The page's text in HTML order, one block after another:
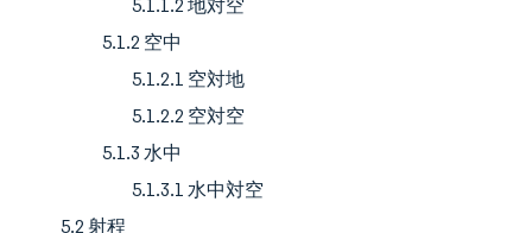
5.1.1.2 地対空
5.1.2 空中
5.1.2.1 空対地
5.1.2.2 空対空
5.1.3 水中
5.1.3.1 水中対空
5.2 射程